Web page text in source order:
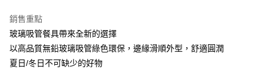
每筆NT$85，滿NT$1,299(含以上)免運費
海外中華郵政配送
銷售重點
玻璃吸管餐具帶來全新的選擇
以高品質無鉛玻璃吸管綠色環保，邊緣滑順外型，舒適圓潤
夏日/冬日不可缺少的好物